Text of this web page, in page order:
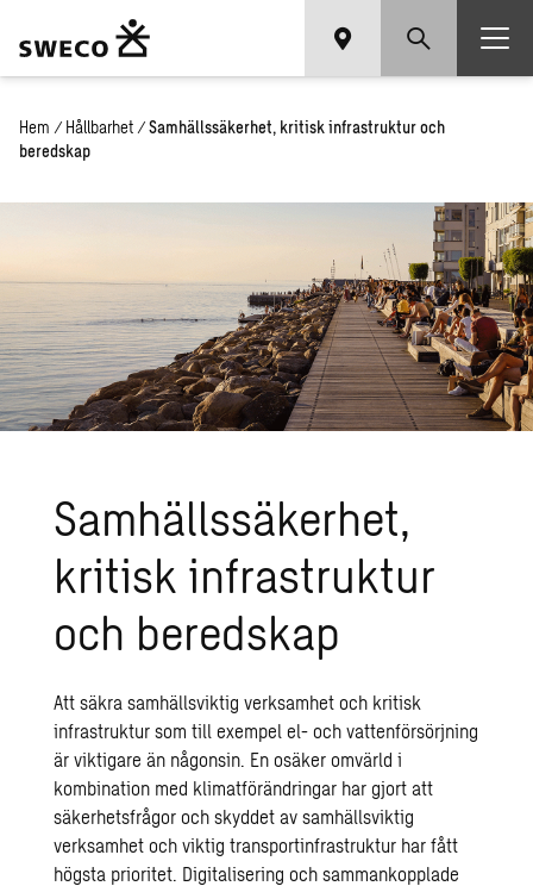
Hem / Hållbarhet / Samhällssäkerhet, kritisk infrastruktur och
beredskap
Samhällssäkerhet,
kritisk infrastruktur
och beredskap
Att säkra samhällsviktig verksamhet och kritisk
infrastruktur som till exempelel- och vattenförsörjning
är viktigare än någonsin. En osäker omvärld i
kombination med klimatförändringar har gjort att
säkerhetsfrågor och skyddet av samhällsviktig
verksamhet och viktig transportinfrastruktur har fått
högsta prioritet. Digitalisering och sammankopplade